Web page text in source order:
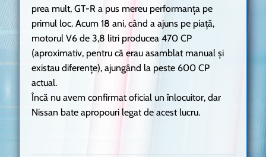
prea mult, GT-R a pus mereu performanța pe
primul loc. Acum 18 ani, când a ajuns pe piață,
motorul V6 de 3,8 litri producea 470 CP
(aproximativ, pentru că erau asamblat manual și
existau diferențe), ajungând la peste 600 CP
actual.
Încă nu avem confirmat oficial un înlocuitor, dar
Nissan bate apropouri legat de acest lucru.